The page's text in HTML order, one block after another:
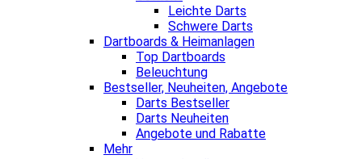
Leichte Darts
Schwere Darts
Dartboards & Heimanlagen
Top Dartboards
Beleuchtung
Bestseller, Neuheiten, Angebote
Darts Bestseller
Darts Neuheiten
Angebote und Rabatte
Mehr